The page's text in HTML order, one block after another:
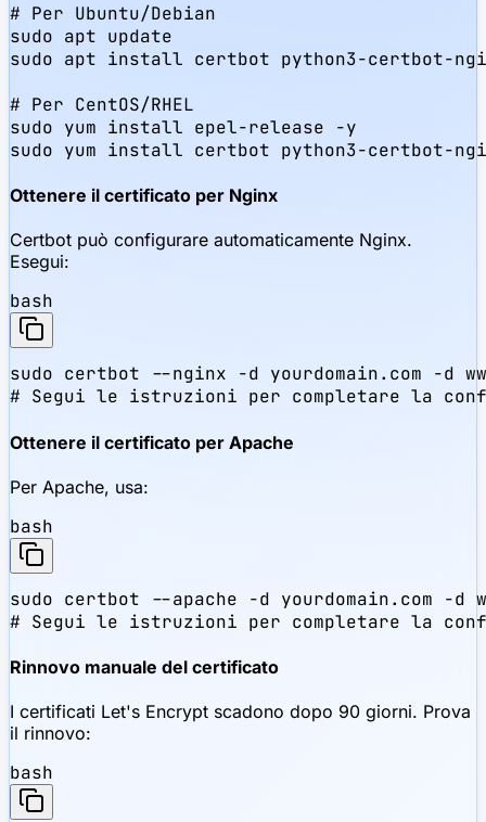
# Per Ubuntu/Debian
sudo apt update
sudo apt install certbot python3-certbot-
# Per CentOS/RHEL
sudo yum install epel-release -y
sudo yum install certbot python3-certbot-
Ottenere il certificato per Nginx
Certbot può configurare automaticamente Nginx.
Esegui:
bash
sudo certbot --nginx -d yourdomain.com -d
# Segui le istruzioni per completare la
Ottenere il certificato per Apache
Per Apache, usa:
bash
sudo certbot --apache -d yourdomain.com -d
# Segui le istruzioni per completare la
Rinnovo manuale del certificato
I certificati Let's Encrypt scadono dopo 90 giorni. Prova
il rinnovo:
bash